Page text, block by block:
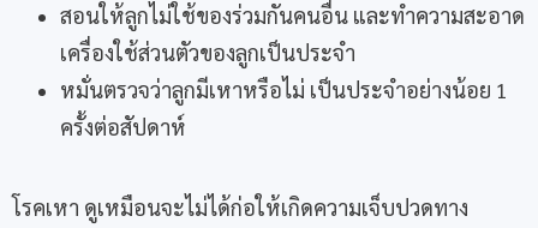
สอนให้ลูกไม่ใช้ของร่วมกันคนอื่น และทำความสะอาด
เครื่องใช้ส่วนตัวของลูกเป็นประจำ
หมั่นตรวจว่าลูกมีเหาหรือไม่ เป็นประจำอย่างน้อย 1
ครั้งต่อสัปดาห์
โรคเหา ดูเหมือนจะไม่ได้ก่อให้เกิดความเจ็บปวดทาง